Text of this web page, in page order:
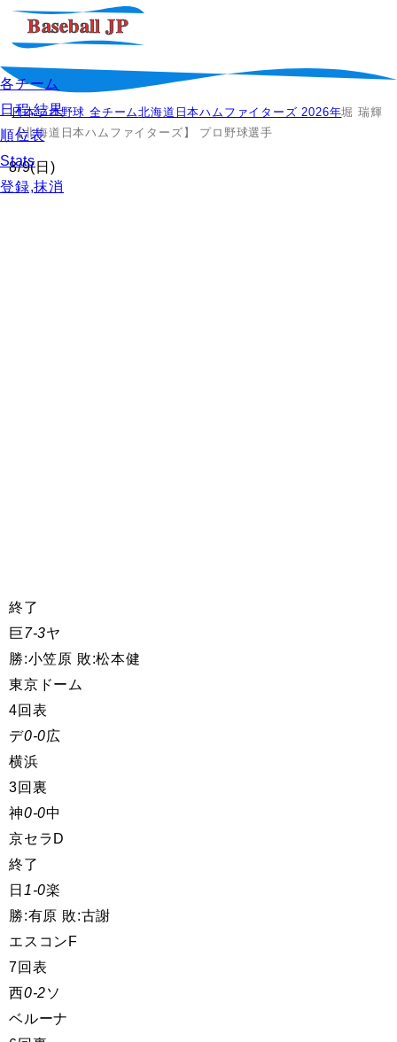
各チーム
日程,結果
順位表
Stats
登録,抹消
日本プロ野球 全チーム北海道日本ハムファイターズ 2026年堀 瑞輝
【北海道日本ハムファイターズ】 プロ野球選手
8/9(日)
終了
巨7-3ヤ
勝:小笠原 敗:松本健
東京ドーム
4回表
デ0-0広
横浜
3回裏
神0-0中
京セラD
終了
日 1-0楽
勝:有原 敗:古謝
エスコンF
7回表
西0-2ソ
ベルーナ